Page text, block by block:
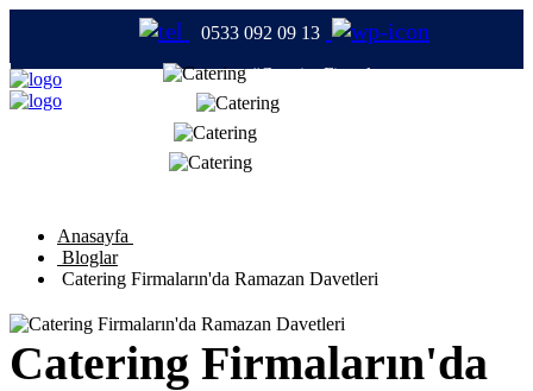
0533 092 09 13
#CateringFirmaları
Anasayfa
Bloglar
Catering Firmaların'da Ramazan Davetleri
Catering Firmaların'da